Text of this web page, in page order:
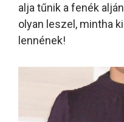
alja tűnik a fenék
olyan leszel, mintha
lennének!